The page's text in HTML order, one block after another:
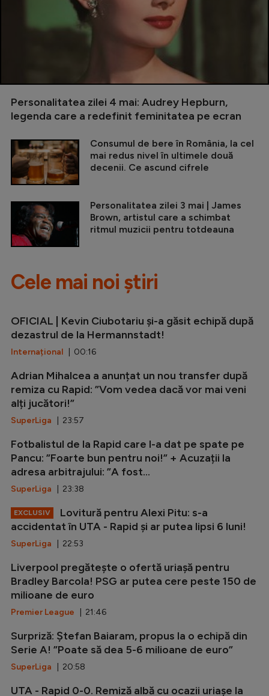
Personalitatea zilei 4 mai: Audrey Hepburn,
legenda care a redefinit feminitatea pe ecran
Consumul de bere în România, la cel
mai redus nivel în ultimele două
decenii. Ce ascund cifrele
Personalitatea zilei 3 mai | James
Brown, artistul care a schimbat
ritmul muzicii pentru totdeauna
Cele mai noi știri
OFICIAL | Kevin Ciubotariu și-a găsit echipă după
dezastrul de la Hermannstadt!
Internațional | 00:16
Adrian Mihalcea a anunțat un nou transfer după
remiza cu Rapid: ”Vom vedea dacă vor mai veni
alți jucători!”
SuperLiga | 23:57
Fotbalistul de la Rapid care l-a dat pe spate pe
Pancu: ”Foarte bun pentru noi!” + Acuzații la
adresa arbitrajului: ”A fost...
SuperLiga | 23:38
EXCLUSIV
Lovitură pentru Alexi Pitu: s-a
accidentat în UTA - Rapid și ar putea lipsi 6 luni!
SuperLiga | 22:53
Liverpool pregătește o ofertă uriașă pentru
Bradley Barcola! PSG ar putea cere peste 150 de
milioane de euro
Premier League | 21:46
Surpriză: Ștefan Baiaram, propus la o echipă din
Serie A! ”Poate să dea 5-6 milioane de euro”
SuperLiga | 20:58
UTA - Rapid 0-0. Remiză albă cu ocazii uriașe la